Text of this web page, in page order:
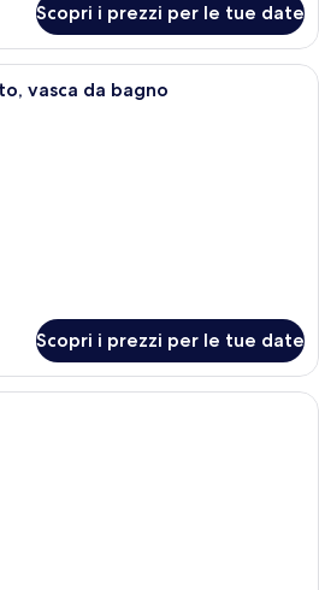
Scopri i prezzi per le tue date
Una camera d'albergo con un letto,
vasca da bagno
Scopri i prezzi per le tue date